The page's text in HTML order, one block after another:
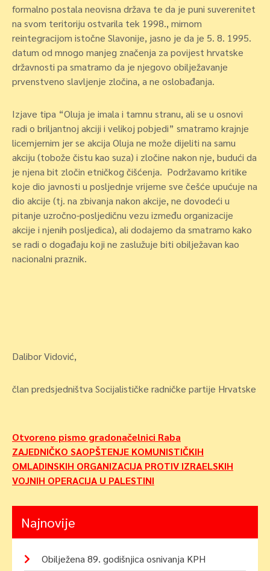
formalno postala neovisna država te da je puni suverenitet
na svom teritoriju ostvarila tek 1998., mirnom
reintegracijom istočne Slavonije, jasno je da je 5. 8. 1995.
datum od mnogo manjeg značenja za povijest hrvatske
državnosti pa smatramo da je njegovo obilježavanje
prvenstveno slavljenje zločina, a ne oslobađanja.
Izjave tipa “Oluja je imala i tamnu stranu, ali se u osnovi
radi o briljantnoj akciji i velikoj pobjedi” smatramo krajnje
licemjernim jer se akcija Oluja ne može dijeliti na samu
akciju (tobože čistu kao suza) i zločine nakon nje, budući da
je njena bit zločin etničkog čišćenja. Podržavamo kritike
koje dio javnosti u posljednje vrijeme sve češće upućuje na
dio akcije (tj. na zbivanja nakon akcije, ne dovodeći u
pitanje uzročno-posljedičnu vezu između organizacije
akcije i njenih posljedica), ali dodajemo da smatramo kako
se radi o događaju koji ne zaslužuje biti obilježavan kao
nacionalni praznik.
Dalibor Vidović,
član predsjedništva Socijalističke radničke partije Hrvatske
Navigacija
objava
Otvoreno pismo gradonačelnici Raba
ZAJEDNIČKO SAOPŠTENJE KOMUNISTIČKIH
OMLADINSKIH ORGANIZACIJA PROTIV IZRAELSKIH
VOJNIH OPERACIJA U PALESTINI
Najnovije
Obilježena 89. godišnjica osnivanja KPH